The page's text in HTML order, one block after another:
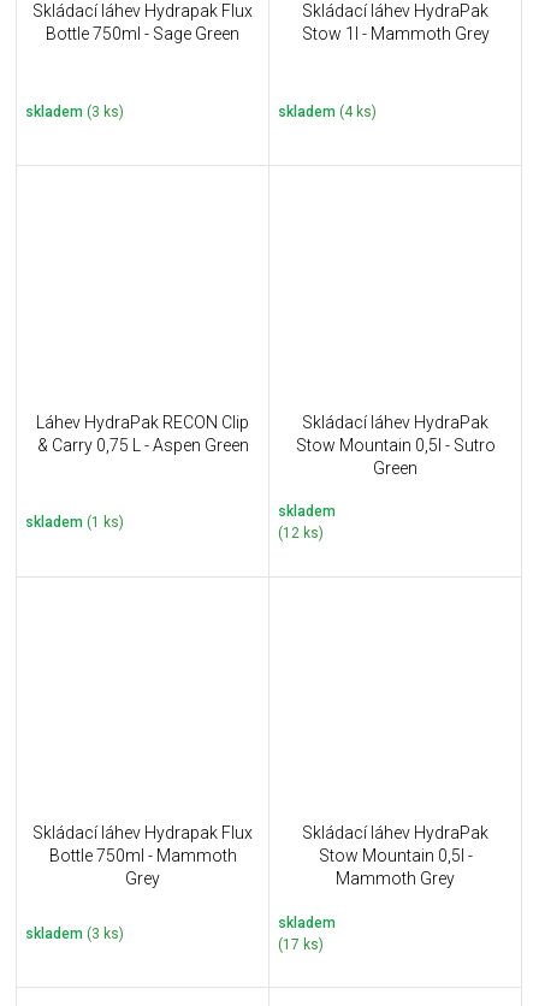
Skládací láhev Hydrapak Flux
Bottle 750ml - Sage Green
skladem (3 ks)
Skládací láhev HydraPak
Stow 1l - Mammoth Grey
skladem (4 ks)
Láhev HydraPak RECON Clip
& Carry 0,75 L - Aspen Green
skladem (1 ks)
Skládací láhev HydraPak
Stow Mountain 0,5l - Sutro
Green
skladem
(12 ks)
Skládací láhev Hydrapak Flux
Bottle 750ml - Mammoth
Grey
skladem (3 ks)
Skládací láhev HydraPak
Stow Mountain 0,5l -
Mammoth Grey
skladem
(17 ks)